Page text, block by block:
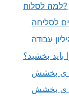
למה לסלוח?
לסליחה
עבודה
باید بخشید؟
ی بخشش